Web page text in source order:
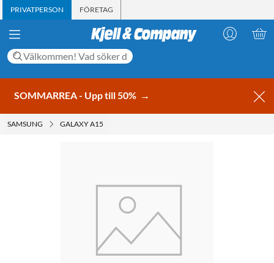
PRIVATPERSON FÖRETAG
SOMMARREA - Upp till 50% →
SAMSUNG GALAXY A15